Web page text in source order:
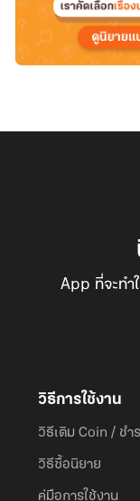
App ที่จะทำ
วิธีการใช้งาน
วิธีเติม Coin / ชำ
วิธีซื้อนิยาย
คู่มือการใช้งาน